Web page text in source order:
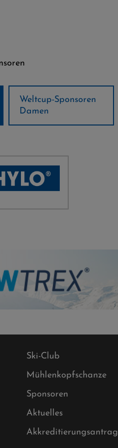
Weltcup-Sponsoren
Herren
Ski-Club
Mühlenkopfschanze
Sponsoren
Aktuelles
Akkreditierungsantrag